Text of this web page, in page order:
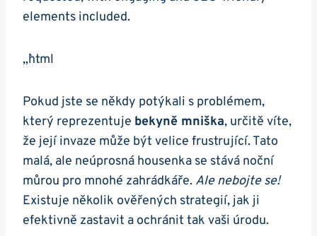
⁣elements included.
„`html
Pokud jste se někdy potýkali s problémem,
který reprezentuje bekyně mniška, určitě víte,‌
že její invaze může být⁢ velice frustrující. ⁢Tato
malá, ale neúprosná housenka ⁤se stává noční
můrou pro mnohé zahrádkáře. Ale nebojte ‍se!
Existuje‌ několik ověřených strategií,⁤ jak ji
‌efektivně ​zastavit a ochránit tak‌ vaši ⁤úrodu.